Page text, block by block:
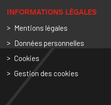
INFORMATIONS LÉGALES
Mentions légales
Données personnelles
Cookies
Gestion des cookies